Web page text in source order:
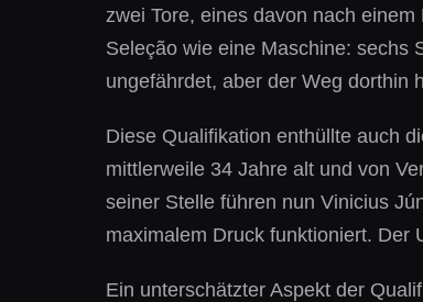
zwei Tore, eines davon nach
Seleção wie eine Maschine: sechs
ungefährdet, aber der Weg dorthin
Diese Qualifikation enthüllte auch
mittlerweile 34 Jahre alt und von
seiner Stelle führen nun Vinicius
maximalem Druck funktioniert. Der
Ein unterschätzter Aspekt der